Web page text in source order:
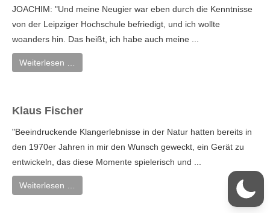
JOACHIM: "Und meine Neugier war eben durch die Kenntnisse
von der Leipziger Hochschule befriedigt, und ich wollte
woanders hin. Das heißt, ich habe auch meine ...
Weiterlesen …
Klaus Fischer
"Beeindruckende Klangerlebnisse in der Natur hatten bereits in
den 1970er Jahren in mir den Wunsch geweckt, ein Gerät zu
entwickeln, das diese Momente spielerisch und ...
Weiterlesen …